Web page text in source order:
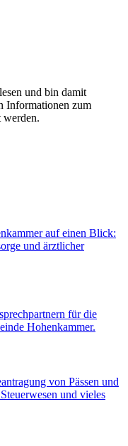
und bin damit
Informationen zum
werden.
auf einen Blick:
und ärztlicher
für die
Hohenkammer.
von Pässen und
und vieles